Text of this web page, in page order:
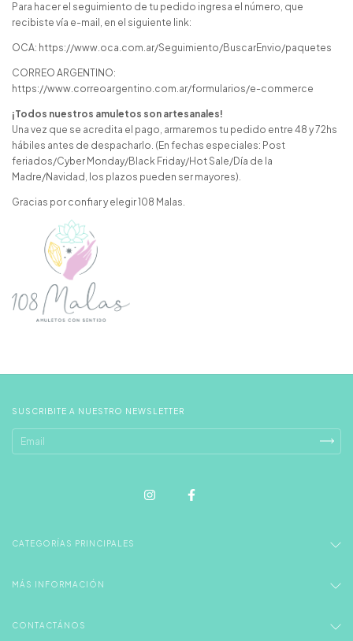
Para hacer el seguimiento de tu pedido ingresa el número, que
recibiste vía e-mail, en el siguiente link:
OCA: https://www.oca.com.ar/Seguimiento/BuscarEnvio/paquetes
CORREO ARGENTINO:
https://www.correoargentino.com.ar/formularios/e-commerce
¡Todos nuestros amuletos son artesanales!
Una vez que se acredita el pago, armaremos tu pedido entre 48 y 72hs
hábiles antes de despacharlo. (En fechas especiales: Post
feriados/Cyber Monday/Black Friday/Hot Sale/Día de la
Madre/Navidad, los plazos pueden ser mayores).
Gracias por confiar y elegir 108 Malas.
SUSCRIBITE A NUESTRO NEWSLETTER
CATEGORÍAS PRINCIPALES
MÁS INFORMACIÓN
CONTACTÁNOS